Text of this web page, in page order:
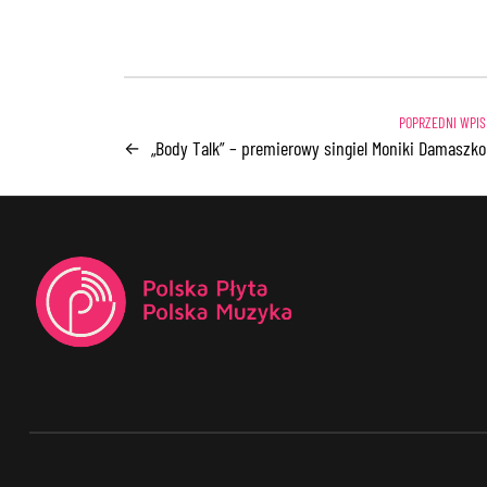
← „Body Talk” – premierowy singiel Moniki Damaszko